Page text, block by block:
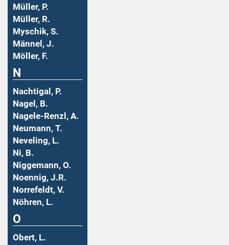
Müller, P.
Müller, R.
Myschik, S.
Männel, J.
Möller, F.
N
Nachtigal, P.
Nagel, B.
Nagele-Renzl, A.
Neumann, T.
Neveling, L.
Ni, B.
Niggemann, O.
Noennig, J.R.
Norrefeldt, V.
Nöhren, L.
O
Obert, L.